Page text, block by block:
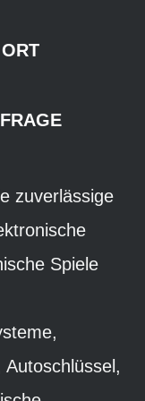
zuverlässige
Spiele